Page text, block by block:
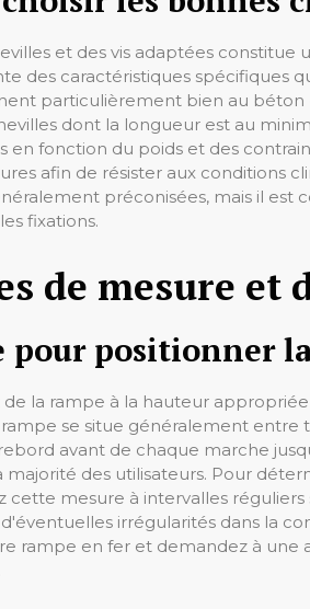
et des vis adaptées
des caractéristiques spécifiques
particulièrement bien au
dont la longueur est au
en fonction du poids et des
afin de résister aux conditions
préconisées, mais il est
fixations.
de mesure
pour positionner
la rampe à la hauteur
se situe généralement
avant de chaque marche
des utilisateurs. Pour
cette mesure à intervalles
irrégularités dans la
rampe en fer et demandez à une